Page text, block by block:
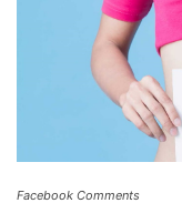
Facebook Comments